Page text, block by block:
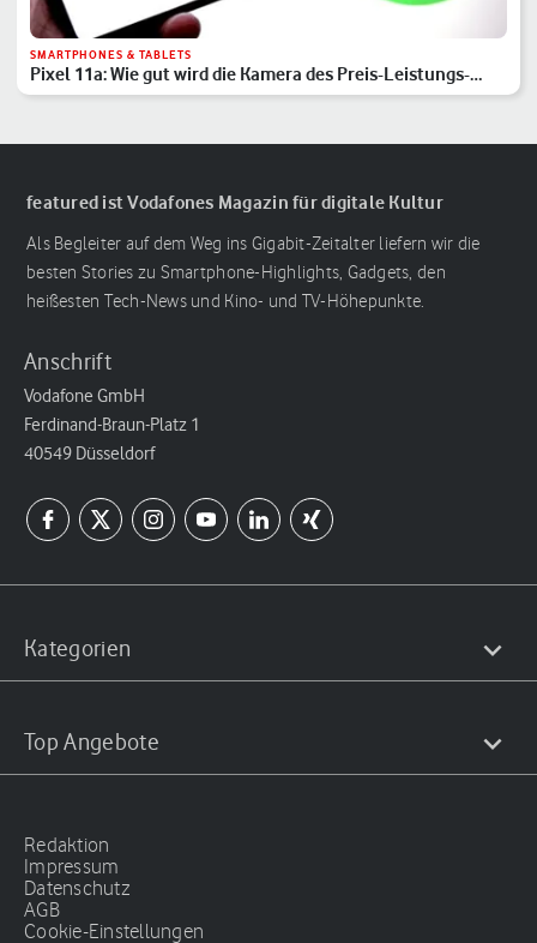
SMARTPHONES & TABLETS
Pixel 11a: Wie gut wird die Kamera des Preis-Leistungs-
Hits?
featured ist Vodafones Magazin für digitale Kultur
Als Begleiter auf dem Weg ins Gigabit-Zeitalter liefern wir die
besten Stories zu Smartphone-Highlights, Gadgets, den
heißesten Tech-News und Kino- und TV-Höhepunkte.
Anschrift
Vodafone GmbH
Ferdinand-Braun-Platz 1
40549 Düsseldorf
Kategorien
Top Angebote
Redaktion
Impressum
Datenschutz
AGB
Cookie-Einstellungen